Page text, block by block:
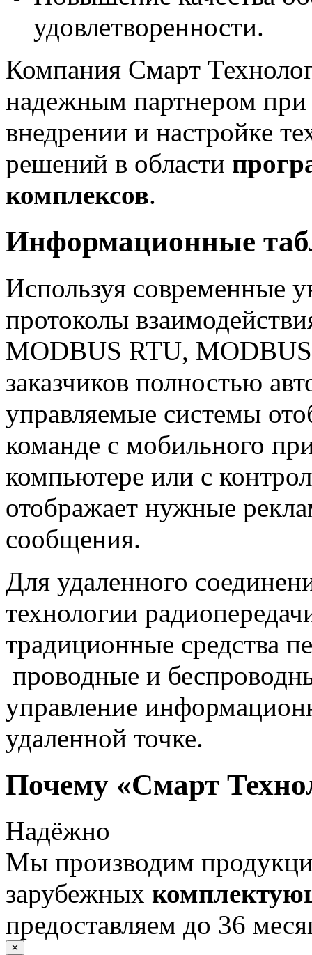
удовлетворенности.
Компания Смарт
надежным партнером при
внедрении и настройке
решений в области
комплексов.
Информационные
Используя современные
протоколы
MODBUS RTU,
заказчиков полностью
управляемые системы
команде с мобильного
компьютере или с
отображает нужные
сообщения.
Для удаленного
технологии
традиционные средства
проводные и
управление
удаленной точке.
Почему «Смарт
Надёжно
Мы производим
зарубежных
предоставляем до 36
✕